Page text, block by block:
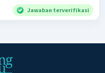
Jawaban terverifikasi